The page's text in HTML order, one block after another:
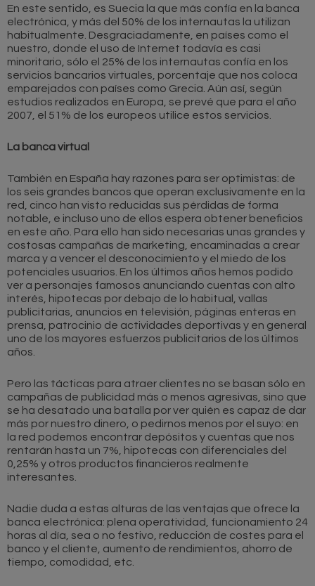
En este sentido, es Suecia la que más confía en la banca
electrónica, y más del 50% de los internautas la utilizan
habitualmente. Desgraciadamente, en países como el
nuestro, donde el uso de Internet todavía es casi
minoritario, sólo el 25% de los internautas confía en los
servicios bancarios virtuales, porcentaje que nos coloca
emparejados con países como Grecia. Aún así, según
estudios realizados en Europa, se prevé que para el año
2007, el 51% de los europeos utilice estos servicios.
La banca virtual
También en España hay razones para ser optimistas: de
los seis grandes bancos que operan exclusivamente en la
red, cinco han visto reducidas sus pérdidas de forma
notable, e incluso uno de ellos espera obtener beneficios
en este año. Para ello han sido necesarias unas grandes y
costosas campañas de marketing, encaminadas a crear
marca y a vencer el desconocimiento y el miedo de los
potenciales usuarios. En los últimos años hemos podido
ver a personajes famosos anunciando cuentas con alto
interés, hipotecas por debajo de lo habitual, vallas
publicitarias, anuncios en televisión, páginas enteras en
prensa, patrocinio de actividades deportivas y en general
uno de los mayores esfuerzos publicitarios de los últimos
años.
Pero las tácticas para atraer clientes no se basan sólo en
campañas de publicidad más o menos agresivas, sino que
se ha desatado una batalla por ver quién es capaz de dar
más por nuestro dinero, o pedirnos menos por el suyo: en
la red podemos encontrar depósitos y cuentas que nos
rentarán hasta un 7%, hipotecas con diferenciales del
0,25% y otros productos financieros realmente
interesantes.
Nadie duda a estas alturas de las ventajas que ofrece la
banca electrónica: plena operatividad, funcionamiento 24
horas al día, sea o no festivo, reducción de costes para el
banco y el cliente, aumento de rendimientos, ahorro de
tiempo, comodidad, etc.